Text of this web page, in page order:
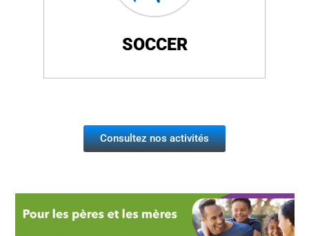
SOCCER
Consultez nos activités